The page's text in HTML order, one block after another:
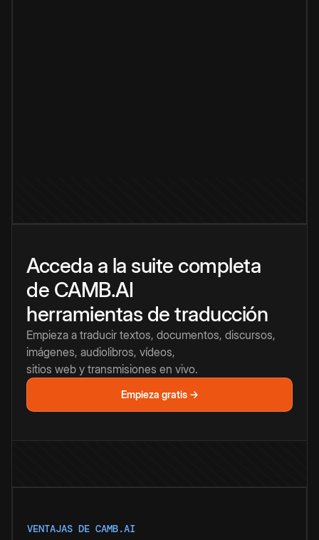
Acceda a la suite completa
de CAMB.AI
herramientas de traducción
Empieza a traducir textos, documentos, discursos,
imágenes, audiolibros, vídeos,
sitios web y transmisiones en vivo.
Empieza gratis →
VENTAJAS DE CAMB.AI